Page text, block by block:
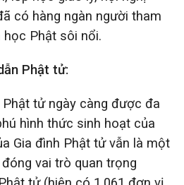
có hàng ngàn người tham
học Phật sôi nổi.
Phật tử:
tử ngày càng được đa
hình thức sinh hoạt của
Gia đình Phật tử vẫn là một
vai trò quan trọng